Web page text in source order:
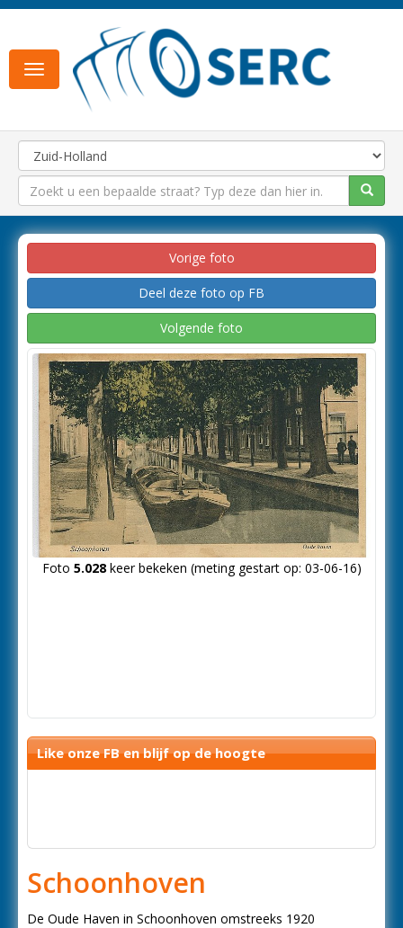
Toggle
navigation
Vorige foto
Deel deze foto op FB
Volgende foto
Foto 5.028keer bekeken (meting gestart op: 03-06-16)
Like onze FB en blijf op de hoogte
Schoonhoven
De Oude Haven in Schoonhoven omstreeks 1920